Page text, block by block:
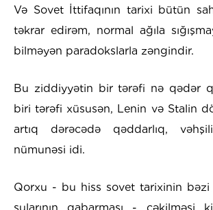
Və Sovet İttifaqının tarixi bütün
təkrar edirəm, normal ağıla
bilməyən paradokslarla zəngindir.
Bu ziddiyyətin bir tərəfi nə qədər
biri tərəfi xüsusən, Lenin və Stalin
artıq dərəcədə qəddarlıq,
nümunəsi idi.
Qorxu - bu hiss sovet tarixinin bəzi